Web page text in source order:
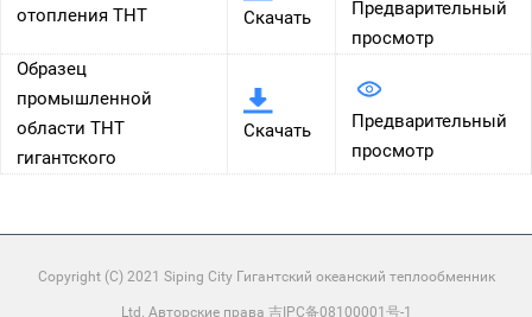
отопления THT
Скачать
Предварительный
просмотр
Образец
промышленной
области THT
гигантского
Скачать
Предварительный
просмотр
Copyright (C) 2021 Siping City Гигантский океанский теплообменник
Ltd. Авторские права 吉IPC备08100001号-1